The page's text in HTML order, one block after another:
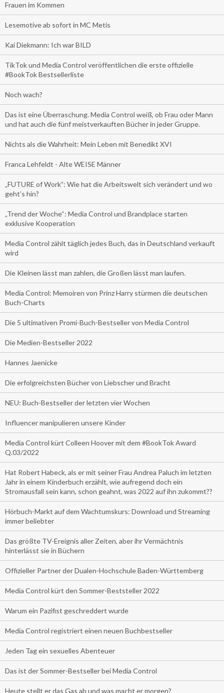
Frauen im Kommen
Lesemotive ab sofort in MC Metis
Kai Diekmann: Ich war BILD
TikTok und Media Control veröffentlichen die erste offizielle
#BookTok Bestsellerliste
Noch wach?
Das ist eine Überraschung. Media Control weiß, ob Frau oder Mann
und hat auch die fünf meistverkauften Bücher in jeder Gruppe.
Nichts als die Wahrheit: Mein Leben mit Benedikt XVI
Franca Lehfeldt - Alte WEISE Männer
„FUTURE of Work”: Wie hat die Arbeitswelt sich verändert und wo
geht’s hin?
„Trend der Woche“: Media Control und Brandplace starten
exklusive Kooperation
Media Control zählt täglich jedes Buch, das in Deutschland verkauft
wird
Die Kleinen lässt man zahlen, die Großen lässt man laufen.
Media Control: Memoiren von Prinz Harry stürmen die deutschen
Buch-Charts
Die 5 ultimativen Promi-Buch-Bestseller von Media Control
Die Medien-Bestseller 2022
Hannes Jaenicke
Die erfolgreichsten Bücher von Liebscher und Bracht
NEU: Buch-Bestseller der letzten vier Wochen
Influencer manipulieren unsere Kinder
Media Control kürt Colleen Hoover mit dem #BookTok Award
Q.03/2022
Hat Robert Habeck, als er mit seiner Frau Andrea Paluch im letzten
Jahr in einem Kinderbuch erzählt, wie aufregend doch ein
Stromausfall sein kann, schon geahnt, was 2022 auf ihn zukommt??
Hörbuch-Markt auf dem Wachtumskurs: Download und Streaming
immer beliebter
Das größte TV-Ereignis aller Zeiten, aber ihr Vermächtnis
hinterlässt sie in Büchern
Offizieller Partner der Dualen-Hochschule Baden-Württemberg
Media Control kürt den Sommer-Beststeller 2022
Warum ein Pazifist geschreddert wurde
Media Control registriert einen neuen Buchbestseller
Jeden Tag ein sexuelles Abenteuer
Das ist der Sommer-Bestseller bei Media Control
Heute stellt er das Gas ab und was macht er morgen?